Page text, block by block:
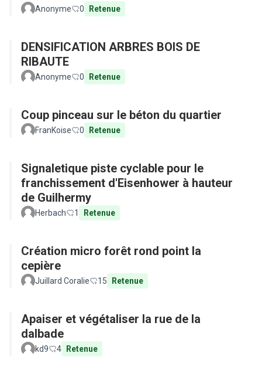
Anonyme 0 Retenue
DENSIFICATION ARBRES BOIS DE
RIBAUTE
Anonyme 0 Retenue
Coup pinceau sur le béton du quartier
FranKoise 0 Retenue
Signaletique piste cyclable pour le
franchissement d'Eisenhower à hauteur
de Guilhermy
Herbach 1 Retenue
Création micro forêt rond point la
cepière
Juillard Coralie 15 Retenue
Apaiser et végétaliser la rue de la
dalbade
kd9 4 Retenue